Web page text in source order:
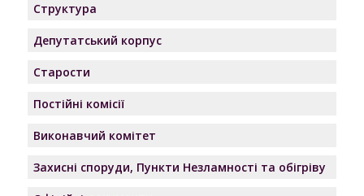
Структура
Депутатський корпус
Старости
Постійні комісії
Виконавчий комітет
Захисні споруди, Пункти Незламності та обігріву